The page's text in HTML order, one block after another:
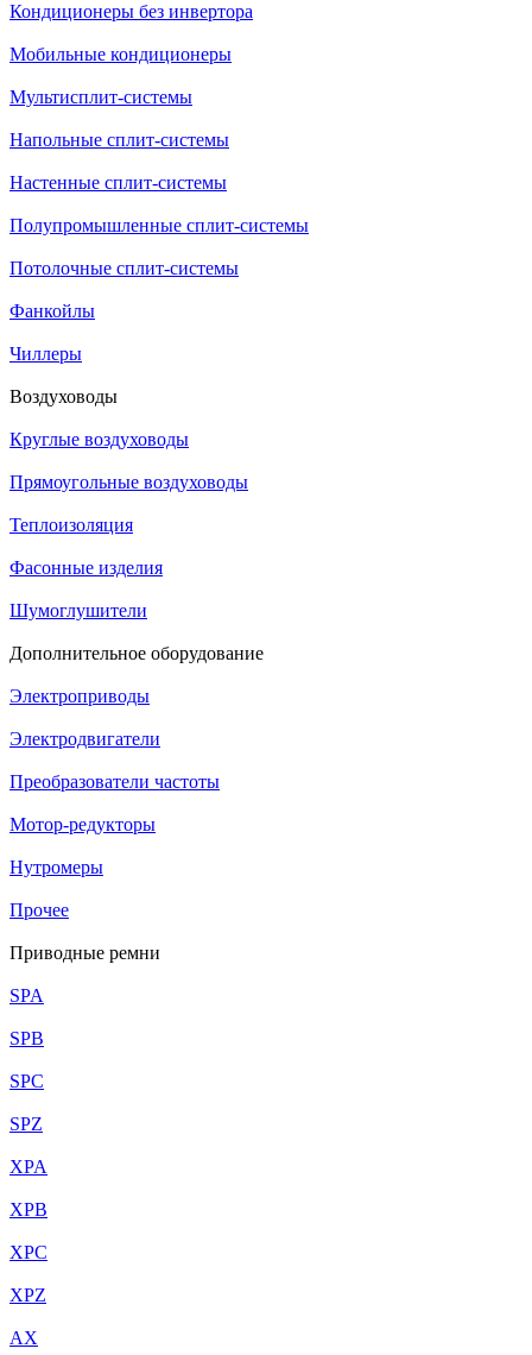
Кондиционеры без инвертора
Мобильные кондиционеры
Мультисплит-системы
Напольные сплит-системы
Настенные сплит-системы
Полупромышленные сплит-системы
Потолочные сплит-системы
Фанкойлы
Чиллеры
Воздуховоды
Круглые воздуховоды
Прямоугольные воздуховоды
Теплоизоляция
Фасонные изделия
Шумоглушители
Дополнительное оборудование
Электроприводы
Электродвигатели
Преобразователи частоты
Мотор-редукторы
Нутромеры
Прочее
Приводные ремни
SPA
SPB
SPC
SPZ
XPA
XPB
XPC
XPZ
AX